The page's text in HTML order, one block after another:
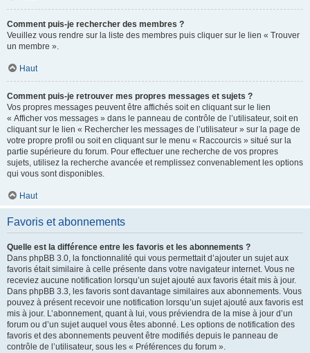
Comment puis-je rechercher des membres ?
Veuillez vous rendre sur la liste des membres puis cliquer sur le lien « Trouver
un membre ».
Haut
Comment puis-je retrouver mes propres messages et sujets ?
Vos propres messages peuvent être affichés soit en cliquant sur le lien
« Afficher vos messages » dans le panneau de contrôle de l’utilisateur, soit en
cliquant sur le lien « Rechercher les messages de l’utilisateur » sur la page de
votre propre profil ou soit en cliquant sur le menu « Raccourcis » situé sur la
partie supérieure du forum. Pour effectuer une recherche de vos propres
sujets, utilisez la recherche avancée et remplissez convenablement les options
qui vous sont disponibles.
Haut
Favoris et abonnements
Quelle est la différence entre les favoris et les abonnements ?
Dans phpBB 3.0, la fonctionnalité qui vous permettait d’ajouter un sujet aux
favoris était similaire à celle présente dans votre navigateur internet. Vous ne
receviez aucune notification lorsqu’un sujet ajouté aux favoris était mis à jour.
Dans phpBB 3.3, les favoris sont davantage similaires aux abonnements. Vous
pouvez à présent recevoir une notification lorsqu’un sujet ajouté aux favoris est
mis à jour. L’abonnement, quant à lui, vous préviendra de la mise à jour d’un
forum ou d’un sujet auquel vous êtes abonné. Les options de notification des
favoris et des abonnements peuvent être modifiés depuis le panneau de
contrôle de l’utilisateur, sous les « Préférences du forum ».